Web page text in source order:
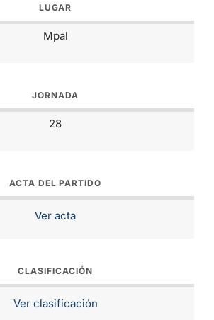
LUGAR
Mpal
JORNADA
28
ACTA DEL PARTIDO
Ver acta
CLASIFICACIÓN
Ver clasificación